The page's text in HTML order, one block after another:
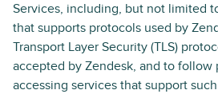
Services, including, but not limited
that supports protocols used by
Transport Layer Security (TLS)
accepted by Zendesk, and to follow
accessing services that support